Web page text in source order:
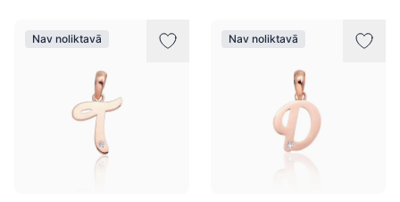
Nav noliktavā Nav noliktavā